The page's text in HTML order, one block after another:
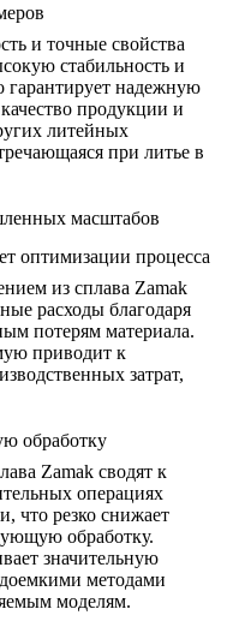
и точные свойства
стабильность и
гарантирует надежную
продукции и
литейных
при литье в
масштабов
оптимизации процесса
из сплава Zamak
расходы благодаря
потерям материала.
приводит к
затрат,
обработку
Zamak сводят к
операциях
что резко снижает
обработку.
значительную
методами
моделям.